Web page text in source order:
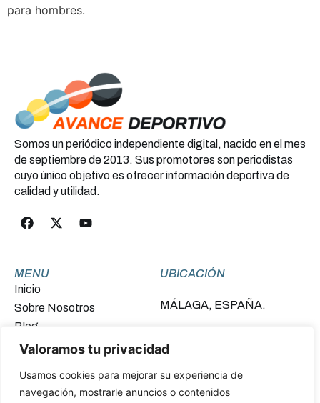
Valoramos tu privacidad
Usamos cookies para mejorar su experiencia de
navegación, mostrarle anuncios o contenidos
para hombres.
Somos un periódico independiente digital, nacido en el mes
de septiembre de 2013. Sus promotores son periodistas
cuyo único objetivo es ofrecer información deportiva de
calidad y utilidad.
MENU
Inicio
Sobre Nosotros
Blog
Contacto
UBICACIÓN
MÁLAGA, ESPAÑA.
FINANCIADO POR LA UNIÓN EUROPEA –
NEXTGENERATIONEU